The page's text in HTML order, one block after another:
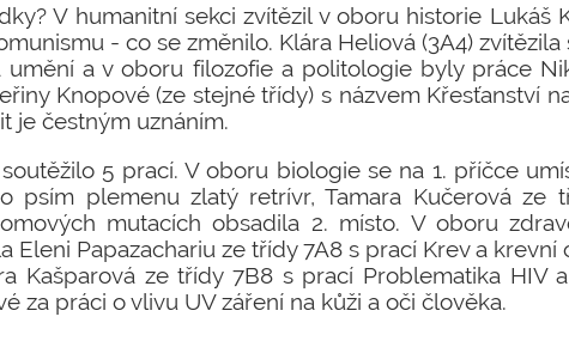
V humanitní sekci zvítězil v oboru historie Lukáš
- co se změnilo. Klára Heliová (3A4)
a v oboru filozofie a politologie byly práce
Knopové (ze stejné třídy) s názvem Křesťanství
je čestným uznáním.
5 prací. V oboru biologie se na 1. příčce
psím plemenu zlatý retrívr, Tamara Kučerová ze
mutacích obsadila 2. místo. V oboru
Eleni Papazachariu ze třídy 7A8 s prací Krev a
Kašparová ze třídy 7B8 s prací Problematika HIV
za práci o vlivu UV záření na kůži a oči člověka.